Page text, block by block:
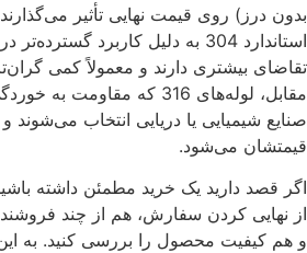
بدون درز) روی قیمت نهایی تأثیر
استاندارد 304 به دلیل کاربرد
تقاضای بیشتری دارند و معمولاً کمی
مقابل، لوله‌های 316 که مقاومت
صنایع شیمیایی یا دریایی انتخاب
قیمتشان می‌شود.
اگر قصد دارید یک خرید مطمئن داشته
از نهایی کردن سفارش، هم از چند
و هم کیفیت محصول را بررسی کنید. به این